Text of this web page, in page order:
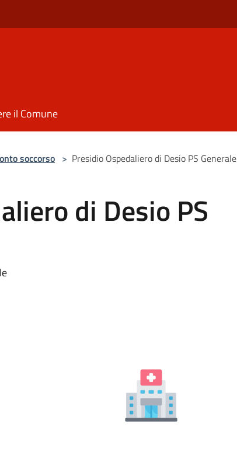
il Comune
soccorso > Presidio Ospedaliero di Desio PS Generale
di Desio PS